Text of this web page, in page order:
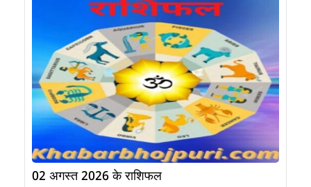
02 अगस्त 2026 के राशिफल